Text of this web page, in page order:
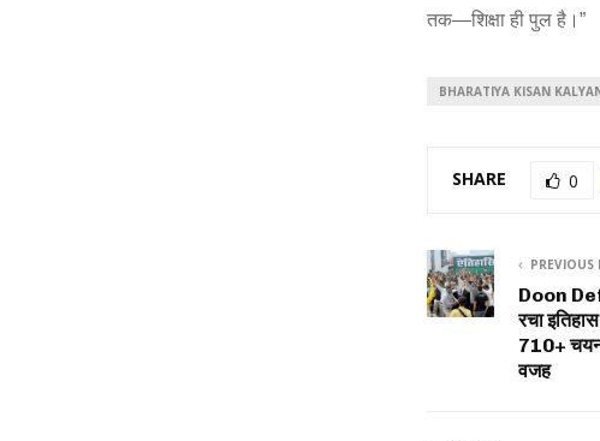
तक—शिक्षा ही पुल है।”
BHARATIYA KISAN
SHARE 0
PREVIOUS
Doon
रचा
710+
वजह